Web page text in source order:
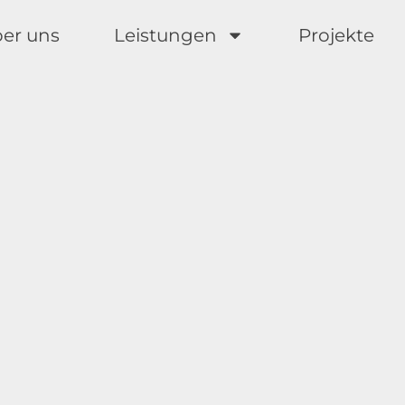
uns Leistungen Projekte